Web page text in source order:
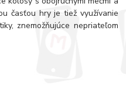
časťou hry je tiež využívanie
znemožňujúce nepriateľom